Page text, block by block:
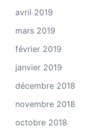
avril 2019
mars 2019
février 2019
janvier 2019
décembre 2018
novembre 2018
octobre 2018